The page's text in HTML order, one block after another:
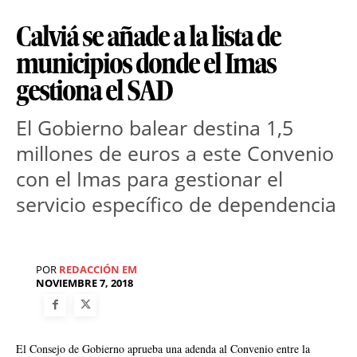
Calviá se añade a la lista de
municipios donde el Imas
gestiona el SAD
El Gobierno balear destina 1,5
millones de euros a este Convenio
con el Imas para gestionar el
servicio específico de dependencia
POR REDACCIÓN EM
NOVIEMBRE 7, 2018
El Consejo de Gobierno aprueba una adenda al Convenio entre la